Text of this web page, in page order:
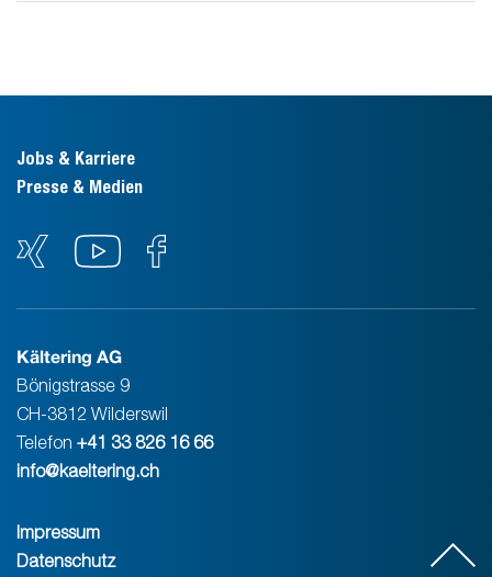
Jobs & Karriere
Presse & Medien
Kältering AG
Bönigstrasse 9
CH-3812 Wilderswil
Telefon +41 33 826 16 66
info@kaeltering.ch
Impressum
Datenschutz